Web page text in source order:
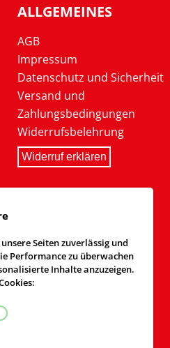
ALLGEMEINES
AGB
Impressum
Datenschutz und Sicherheit
Versand und
Zahlungsbedingungen
Widerrufsbelehrung
Widerruf erklären
Seiten zuverlässig und
Performance zu überwachen
Inhalte anzuzeigen.